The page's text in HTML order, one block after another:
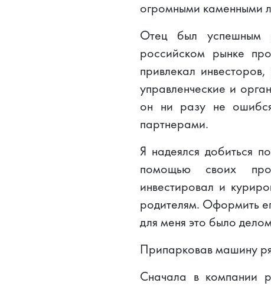
огромными каменными
Отец был успешным
российском рынке
привлекал
управленческие и
он ни разу не
партнерами.
Я надеялся добиться
помощью своих
инвестировал и
родителям. Оформить
для меня это было
Припарковав машину
Сначала в компании